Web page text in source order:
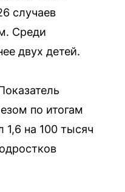
случаев
Среди
двух детей.
по итогам
1,6 на 100 тысяч